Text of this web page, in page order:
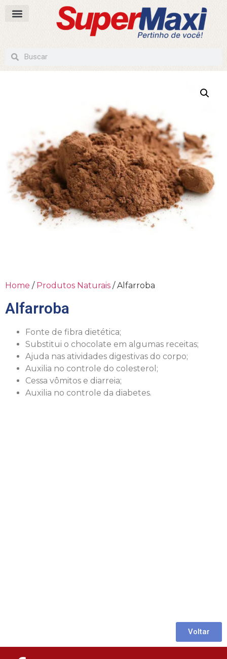
Home / Produtos Naturais / Alfarroba
Alfarroba
Fonte de fibra dietética;
Substitui o chocolate em algumas receitas;
Ajuda nas atividades digestivas do corpo;
Auxilia no controle do colesterol;
Cessa vômitos e diarreia;
Auxilia no controle da diabetes.
Voltar